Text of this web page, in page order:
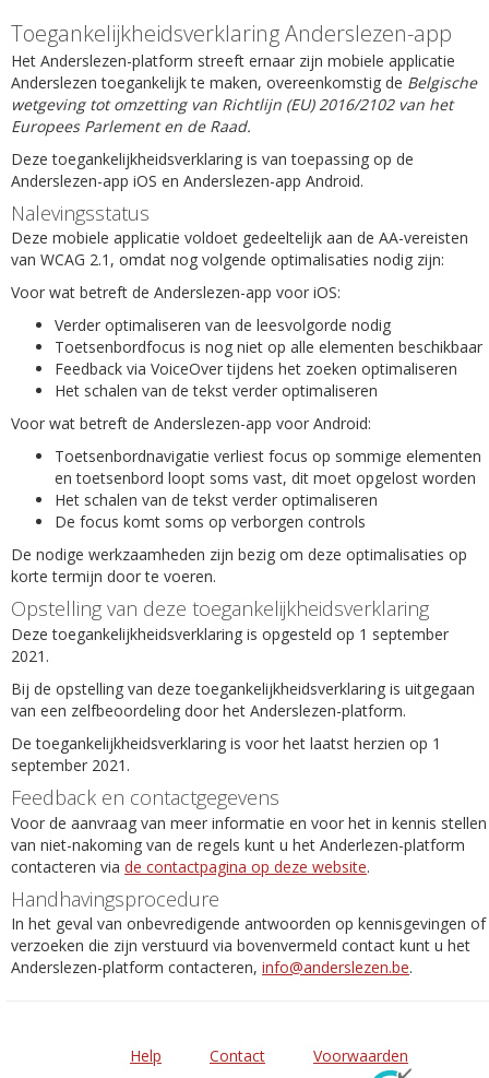
Toegankelijkheidsverklaring Anderslezen-app
Het Anderslezen-platform streeft ernaar zijn mobiele applicatie
Anderslezen toegankelijk te maken, overeenkomstig de Belgische
wetgeving tot omzetting van Richtlijn (EU) 2016/2102 van het
Europees Parlement en de Raad.
Deze toegankelijkheidsverklaring is van toepassing op de
Anderslezen-app iOS en Anderslezen-app Android.
Nalevingsstatus
Deze mobiele applicatie voldoet gedeeltelijk aan de AA-vereisten
van WCAG 2.1, omdat nog volgende optimalisaties nodig zijn:
Voor wat betreft de Anderslezen-app voor iOS:
Verder optimaliseren van de leesvolgorde nodig
Toetsenbordfocus is nog niet op alle elementen beschikbaar
Feedback via VoiceOver tijdens het zoeken optimaliseren
Het schalen van de tekst verder optimaliseren
Voor wat betreft de Anderslezen-app voor Android:
Toetsenbordnavigatie verliest focus op sommige elementen
en toetsenbord loopt soms vast, dit moet opgelost worden
Het schalen van de tekst verder optimaliseren
De focus komt soms op verborgen controls
De nodige werkzaamheden zijn bezig om deze optimalisaties op
korte termijn door te voeren.
Opstelling van deze toegankelijkheidsverklaring
Deze toegankelijkheidsverklaring is opgesteld op 1 september
2021.
Bij de opstelling van deze toegankelijkheidsverklaring is uitgegaan
van een zelfbeoordeling door het Anderslezen-platform.
De toegankelijkheidsverklaring is voor het laatst herzien op 1
september 2021.
Feedback en contactgegevens
Voor de aanvraag van meer informatie en voor het in kennis stellen
van niet-nakoming van de regels kunt u het Anderlezen-platform
contacteren via de contactpagina op deze website.
Handhavingsprocedure
In het geval van onbevredigende antwoorden op kennisgevingen of
verzoeken die zijn verstuurd via bovenvermeld contact kunt u het
Anderslezen-platform contacteren, info@anderslezen.be.
Help Contact
Voorwaarden